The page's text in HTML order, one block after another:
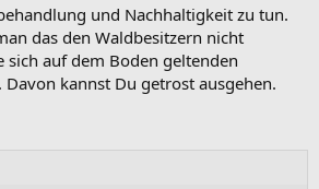
und Nachhaltigkeit zu tun.
das den Waldbesitzern nicht
sich auf dem Boden geltenden
kannst Du getrost ausgehen.